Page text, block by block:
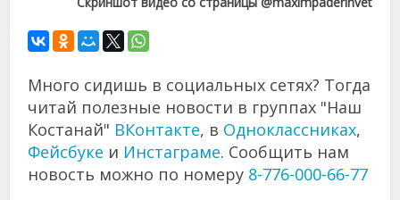
Много сидишь в социальных сетях? Тогда
читай полезные новости в группах "Наш
Костанай" ВКонтакте, в Одноклассниках,
Фейсбуке и Инстаграме. Сообщить нам
новость можно по номеру 8-776-000-66-77